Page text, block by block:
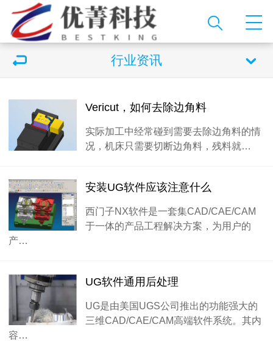
行业资讯
Vericut，如何去除边角料
实际加工中经常碰到需要去除边角料的情
况，机床只需要切断边角料，残料就…
安装UG软件应该注意什么
西门子NX软件是一套集CAD/CAE/CAM
于一体的产品工程解决方案，为用户的
产…
UG软件通用后处理
UG是由美国UGS公司推出的功能强大的
三维CAD/CAE/CAM高端软件系统。其内
容…